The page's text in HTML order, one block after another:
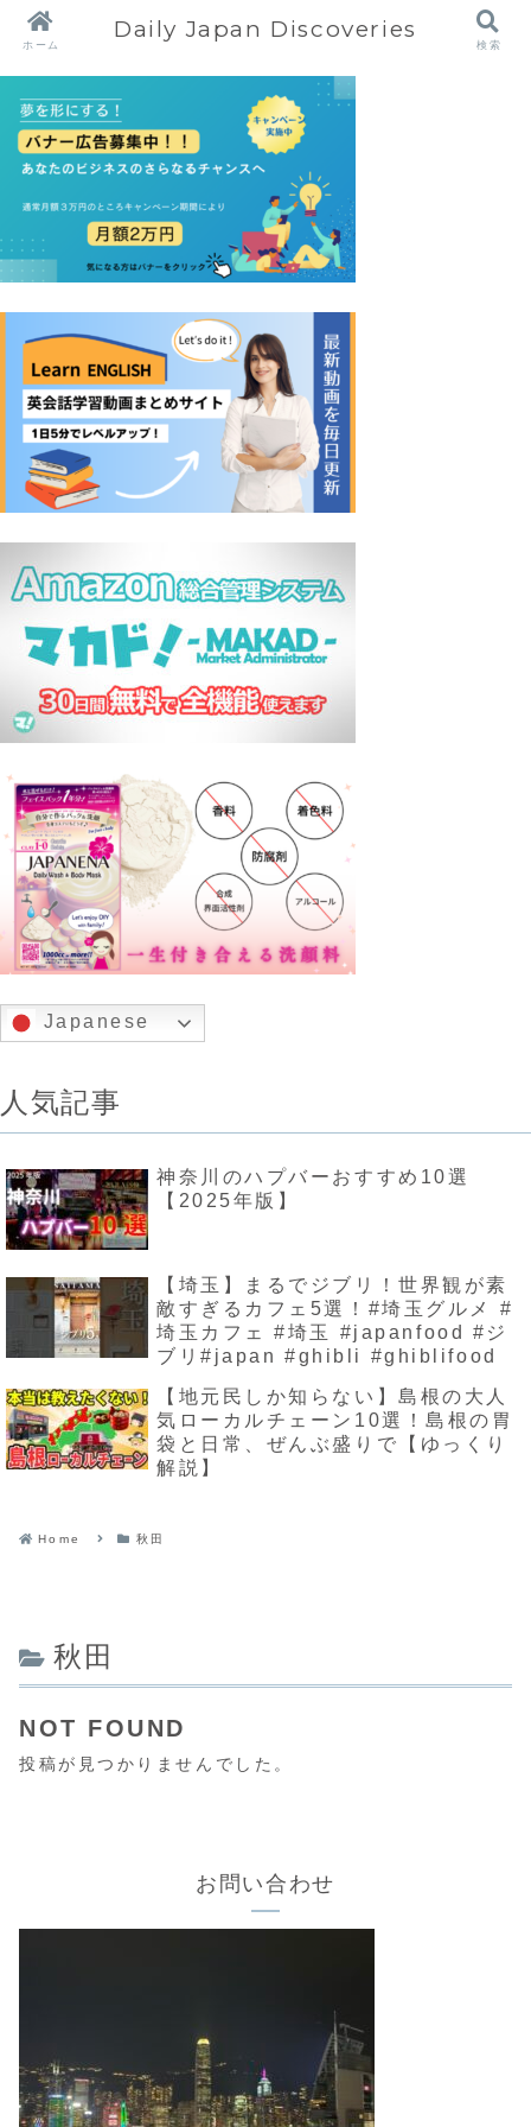
Japanese
人気記事
神奈川のハプバーおすすめ10選
【2025年版】
【埼玉】まるでジブリ！世界観が素
敵すぎるカフェ5選！#埼玉グルメ #
埼玉カフェ #埼玉 #japanfood #ジ
ブリ#japan #ghibli #ghiblifood
【地元民しか知らない】島根の大人
気ローカルチェーン10選！島根の胃
袋と日常、ぜんぶ盛りで【ゆっくり
解説】
Home 秋田
秋田
NOT FOUND
投稿が見つかりませんでした。
お問い合わせ
ホーム
Daily Japan Discoveries
検索